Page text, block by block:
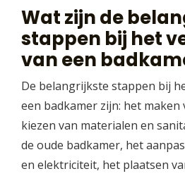
Wat zijn de
stappen bij het
van een
De belangrijkste stappen bij
een badkamer zijn: het maken
kiezen van materialen en
de oude badkamer, het
en elektriciteit, het plaatsen